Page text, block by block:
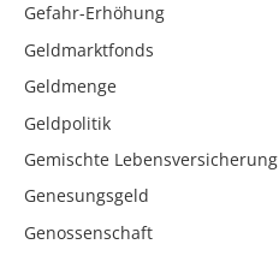
Gefahr-Erhöhung
Geldmarktfonds
Geldmenge
Geldpolitik
Gemischte Lebensversicherung
Genesungsgeld
Genossenschaft